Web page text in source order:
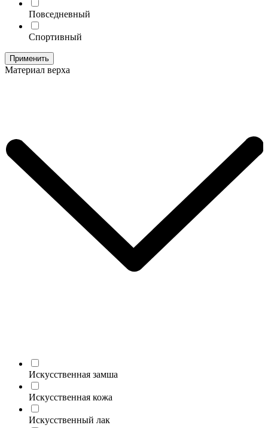
Повседневный
Спортивный
Применить
Материал верха
Искусственная замша
Искусственная кожа
Искусственный лак